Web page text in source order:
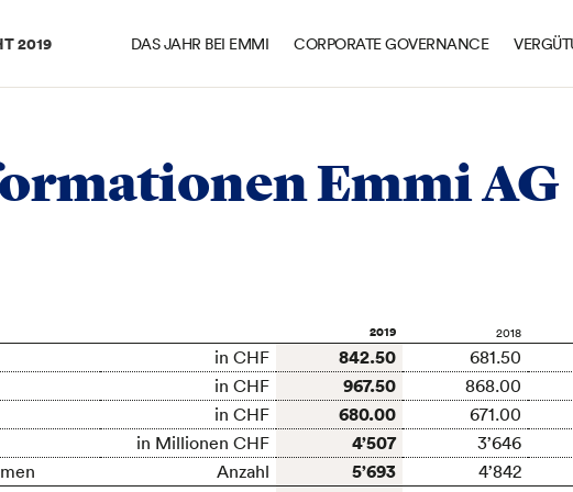
2019 DAS JAHR BEI EMMI CORPORATE GOVERNANCE
/ Aktieninformation Emmi AG
Emmi AG
2019 2018
in CHF 842.50
681.50
in CHF 967.50
868.00
in CHF 680.00
671.00
in Millionen CHF 4’507
3’646
Anzahl 5’693 4’842